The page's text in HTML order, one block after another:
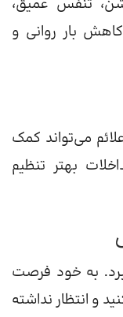
تنفس عمیق،
بار روانی و
می‌تواند کمک
بهتر تنظیم
به خود فرصت
و انتظار نداشته